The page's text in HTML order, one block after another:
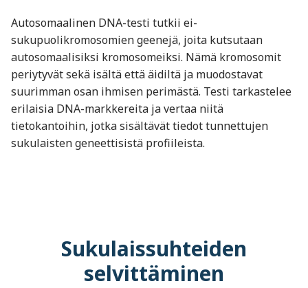
Autosomaalinen DNA-testi tutkii ei-
sukupuolikromosomien geenejä, joita kutsutaan
autosomaalisiksi kromosomeiksi. Nämä kromosomit
periytyvät sekä isältä että äidiltä ja muodostavat
suurimman osan ihmisen perimästä. Testi tarkastelee
erilaisia DNA-markkereita ja vertaa niitä
tietokantoihin, jotka sisältävät tiedot tunnettujen
sukulaisten geneettisistä profiileista.
Sukulaissuhteiden
selvittäminen